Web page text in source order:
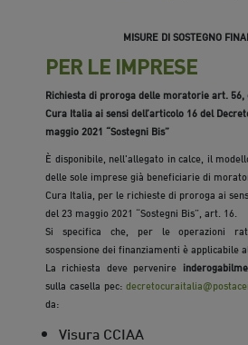
MISURE DI SOSTEGNO
PER LE IMPRESE
Richiesta di proroga delle moratorie art. 56,
Cura Italia ai sensi dell’articolo 16 del
maggio 2021 “Sostegni Bis”
È disponibile, nell'allegato in calce, il
delle sole imprese già beneficiarie di
Cura Italia, per le richieste di proroga ai
del 23 maggio 2021 “Sostegni Bis”, art. 16.
Si specifica che, per le operazioni
sospensione dei finanziamenti è applicabile
La richiesta deve pervenire
sulla casella pec:
da:
Visura CCIAA